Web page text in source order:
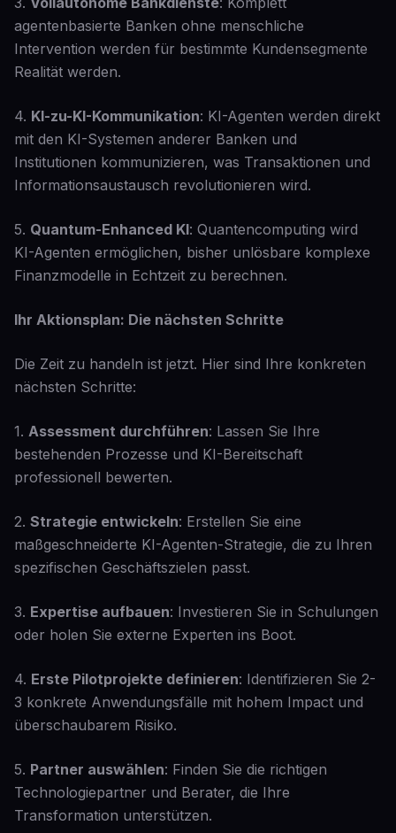
agentenbasierte Banken ohne menschliche
Intervention werden für bestimmte Kundensegmente
Realität werden.
4. KI-zu-KI-Kommunikation: KI-Agenten werden direkt
mit den KI-Systemen anderer Banken und
Institutionen kommunizieren, was Transaktionen und
Informationsaustausch revolutionieren wird.
5. Quantum-Enhanced KI: Quantencomputing wird
KI-Agenten ermöglichen, bisher unlösbare komplexe
Finanzmodelle in Echtzeit zu berechnen.
Ihr Aktionsplan: Die nächsten Schritte
Die Zeit zu handeln ist jetzt. Hier sind Ihre konkreten
nächsten Schritte:
1. Assessment durchführen: Lassen Sie Ihre
bestehenden Prozesse und KI-Bereitschaft
professionell bewerten.
2. Strategie entwickeln: Erstellen Sie eine
maßgeschneiderte KI-Agenten-Strategie, die zu Ihren
spezifischen Geschäftszielen passt.
3. Expertise aufbauen: Investieren Sie in Schulungen
oder holen Sie externe Experten ins Boot.
4. Erste Pilotprojekte definieren: Identifizieren Sie 2-
3 konkrete Anwendungsfälle mit hohem Impact und
überschaubarem Risiko.
5. Partner auswählen: Finden Sie die richtigen
Technologiepartner und Berater, die Ihre
Transformation unterstützen.